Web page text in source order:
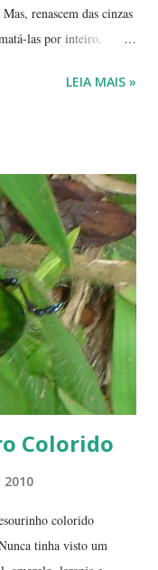
renascem das cinzas
las por inteiro,
em cada ano, de
o índice de
meio da tarde, a
acontecem entre
de cigarro ou algumas
o começo de um
LEIA MAIS »
Colorido
colorido
tinha visto um